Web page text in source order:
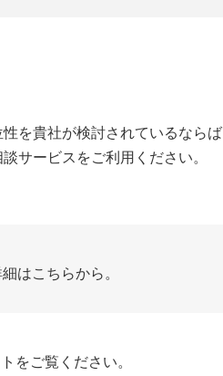
を貴社が検討されているなら
サービスをご利用ください。
はこちらから。
をご覧ください。